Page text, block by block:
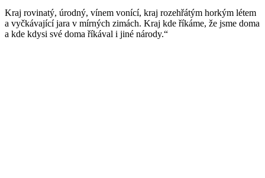
Kraj rovinatý, úrodný, vínem vonící, kraj rozehřátým horkým létem
a vyčkávající jara v mírných zimách. Kraj kde říkáme, že jsme doma
a kde kdysi své doma říkával i jiné národy.“